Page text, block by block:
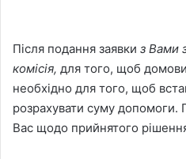
Після подання заявки з Вами
комісія, для того, щоб
необхідно для того, щоб
розрахувати суму допомоги.
Вас щодо прийнятого рішення